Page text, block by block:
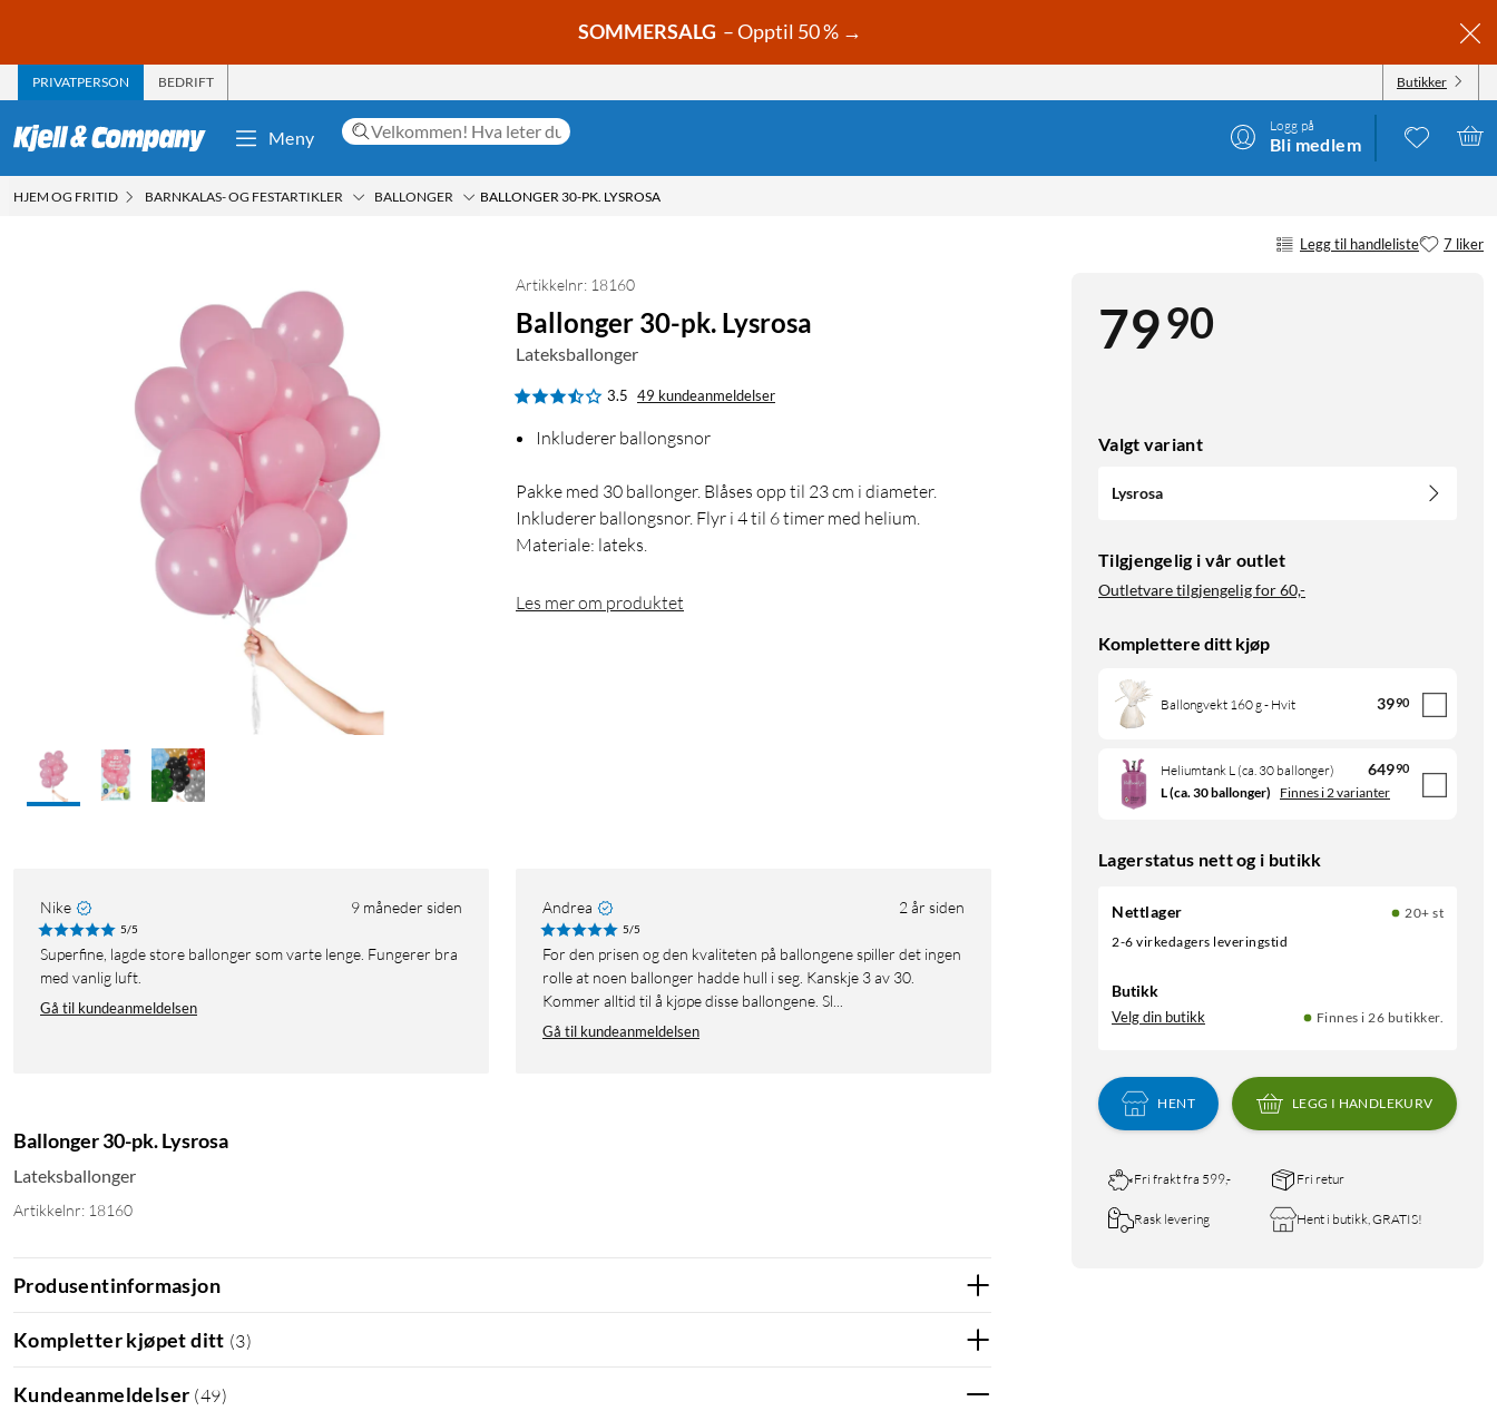
SOMMERSALG – Opptil 50 % →
PRIVATPERSON BEDRIFT Butikker
Meny
Logg på
Bli medlem
HJEM OG FRITID BARNKALAS- OG FESTARTIKLER BALLONGER BALLONGER 30-PK. LYSROSA
Legg til handleliste 7 liker
7990
Valgt variant
Lysrosa
Tilgjengelig i vår outlet
Outletvare tilgjengelig for60,-
Komplettere ditt kjøp
Ballongvekt 160 g - Hvit 3990
Heliumtank L (ca. 30 ballonger) 64990
L (ca. 30 ballonger) Finnes i 2 varianter
Lagerstatus nett og i butikk
Nettlager
20+ st
2-6 virkedagers leveringstid
Butikk
Velg din butikk Finnes i 26 butikker.
HENT LEGG I HANDLEKURV
Fri frakt fra 599,- Fri retur
Rask levering Hent i butikk, GRATIS!
Artikkelnr: 18160
Ballonger 30-pk. Lysrosa
Lateksballonger
3.5 49 kundeanmeldelser
Inkluderer ballongsnor
Pakke med 30 ballonger. Blåses opp til 23 cm i diameter.
Inkluderer ballongsnor. Flyr i 4 til 6 timer med helium.
Materiale: lateks.
Les mer om produktet
Nike 9 måneder siden
5/5
Superfine, lagde store ballonger som varte lenge. Fungerer bra
med vanlig luft.
Gå til kundeanmeldelsen
Andrea 2 år siden
5/5
For den prisen og den kvaliteten på ballongene spiller det ingen
rolle at noen ballonger hadde hull i seg. Kanskje 3 av 30.
Kommer alltid til å kjøpe disse ballongene. Sl...
Gå til kundeanmeldelsen
Ballonger 30-pk. Lysrosa
Lateksballonger
Artikkelnr: 18160
Produsentinformasjon
Kompletter kjøpet ditt (3)
Kundeanmeldelser (49)